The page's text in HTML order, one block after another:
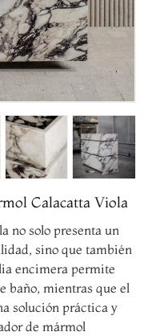
Calacatta Viola
no solo presenta un
sino que también
encimera permite
baño, mientras que el
solución práctica y
de mármol